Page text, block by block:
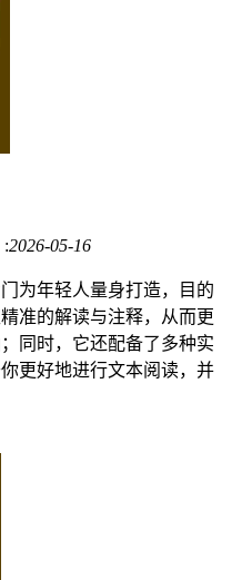
:2026-05-16
为年轻人量身打造，目的
准的解读与注释，从而更
同时，它还配备了多种实
更好地进行文本阅读，并